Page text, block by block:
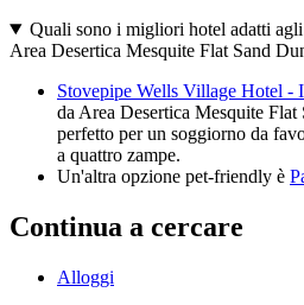
Quali sono i migliori hotel adatti
Area Desertica Mesquite Flat Sand
Stovepipe Wells Village Hotel -
da Area Desertica Mesquite Flat
perfetto per un soggiorno da
a quattro zampe.
Un'altra opzione pet-friendly è
Continua a cercare
Alloggi